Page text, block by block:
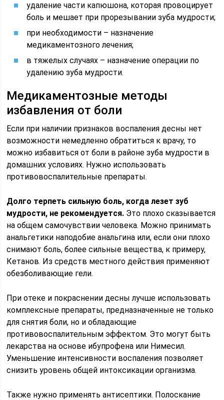
удаление части капюшона, которая провоцирует
боль и мешает при прорезывании зуба мудрости;
при необходимости – назначение
медикаментозного лечения;
в тяжелых случаях – назначение операции по
удалению зуба мудрости.
Медикаментозные методы
избавления от боли
Если при наличии признаков воспаления десны нет
возможности немедленно обратиться к врачу, то
можно избавиться от боли в районе зуба мудрости в
домашних условиях. Нужно использовать
противовоспалительные препараты.
Долго терпеть сильную боль, когда лезет зуб
мудрости, не рекомендуется. Это плохо сказывается
на общем самочувствии человека. Можно принимать
анальгетики наподобие анальгина или, если они плохо
снимают боль, более сильные вещества, к примеру,
Кетанов. Из средств местного действия применяют
обезболивающие гели.
При отеке и покраснении десны лучше использовать
комплексные препараты, предназначенные не только
для снятия боли, но и обладающие
противовоспалительным эффектом. Это могут быть
лекарства на основе ибупрофена или Нимесил.
Уменьшение интенсивности воспаления позволяет
снизить уровень общей интоксикации организма.
Также нужно применять антисептики. Полоскание